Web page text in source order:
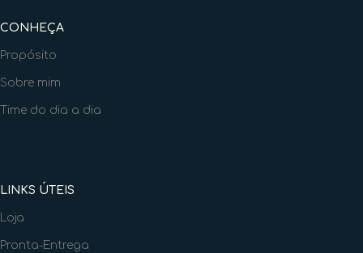
CONHEÇA
Propósito
Sobre mim
Time do dia a dia
LINKS ÚTEIS
Loja
Pronta-Entrega